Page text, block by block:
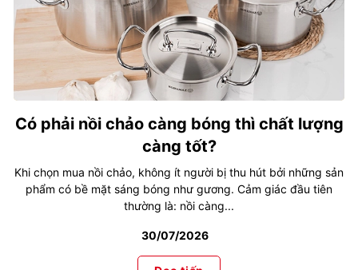
Có phải nồi chảo càng bóng thì chất lượng
càng tốt?
Khi chọn mua nồi chảo, không ít người bị thu hút bởi những sản
phẩm có bề mặt sáng bóng như gương. Cảm giác đầu tiên
thường là: nồi càng...
30/07/2026